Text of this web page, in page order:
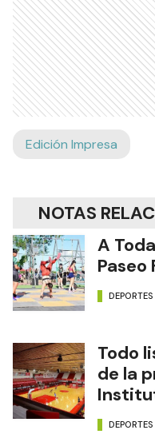
Edición Impresa
NOTAS
A
Paseo
DEPORTES
Todo
de la
DEPORTES